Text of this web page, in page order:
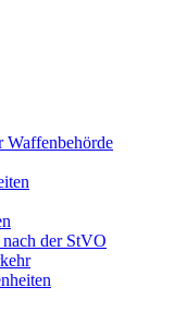
Waffenbehörde
der StVO